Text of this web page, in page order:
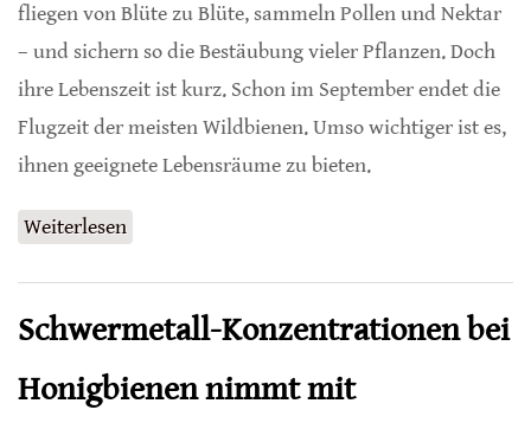
fliegen von Blüte zu Blüte, sammeln Pollen und Nektar
– und sichern so die Bestäubung vieler Pflanzen. Doch
ihre Lebenszeit ist kurz. Schon im September endet die
Flugzeit der meisten Wildbienen. Umso wichtiger ist es,
ihnen geeignete Lebensräume zu bieten.
Weiterlesen
Schwermetall-Konzentrationen bei
Honigbienen nimmt mit